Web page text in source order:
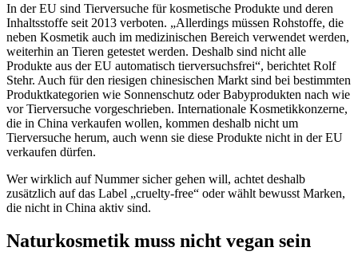
In der EU sind Tierversuche für kosmetische Produkte und deren
Inhaltsstoffe seit 2013 verboten. „Allerdings müssen Rohstoffe, die
neben Kosmetik auch im medizinischen Bereich verwendet werden,
weiterhin an Tieren getestet werden. Deshalb sind nicht alle
Produkte aus der EU automatisch tierversuchsfrei“, berichtet Rolf
Stehr. Auch für den riesigen chinesischen Markt sind bei bestimmten
Produktkategorien wie Sonnenschutz oder Babyprodukten nach wie
vor Tierversuche vorgeschrieben. Internationale Kosmetikkonzerne,
die in China verkaufen wollen, kommen deshalb nicht um
Tierversuche herum, auch wenn sie diese Produkte nicht in der EU
verkaufen dürfen.
Wer wirklich auf Nummer sicher gehen will, achtet deshalb
zusätzlich auf das Label „cruelty-free“ oder wählt bewusst Marken,
die nicht in China aktiv sind.
Naturkosmetik muss nicht vegan sein